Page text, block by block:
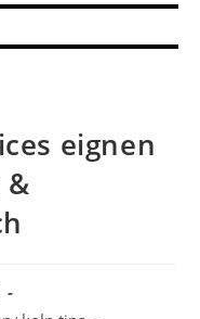
eignen
&